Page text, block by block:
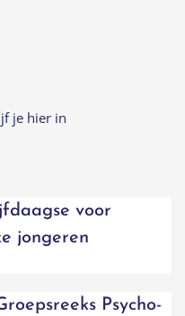
je hier in
voor
jongeren
Psycho-